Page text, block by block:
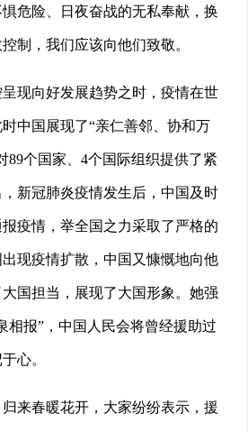
危险、日夜奋战的无私奉献，换
制，我们应该向他们致敬。
向好发展趋势之时，疫情在世
中国展现了“亲仁善邻、协和万
89个国家、4个国际组织提供了紧
新冠肺炎疫情发生后，中国及时
疫情，举全国之力采取了严格的
现疫情扩散，中国又慷慨地向他
国担当，展现了大国形象。她强
相报”，中国人民会将曾经援助过
心。
春暖花开，大家纷纷表示，援